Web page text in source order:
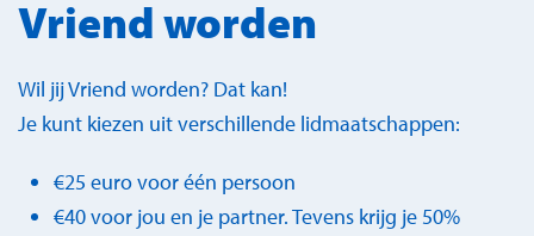
Vriend worden
Wil jij Vriend worden? Dat kan!
Je kunt kiezen uit verschillende lidmaatschappen:
€25 euro voor één persoon
€40 voor jou en je partner. Tevens krijg je 50%